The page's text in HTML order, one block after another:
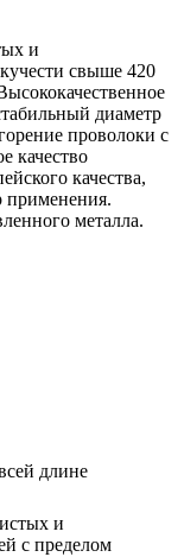
и
свыше 420
диаметр
проволоки с
качество
качества,
применения.
металла.
длине
и
с пределом